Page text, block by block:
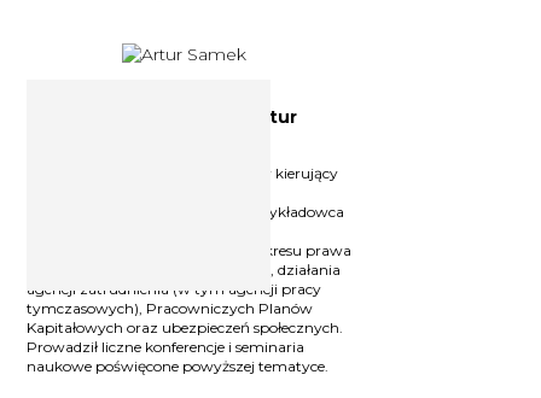
Ekspert ds. prawa pracy Artur
Radca prawny, nadinspektor pracy kierujący
Inspektoracie Pracy w Krakowie, wykładowca
Doświadczony trener szkoleń z zakresu prawa
pracy, ochrony danych osobowych, działania
agencji zatrudnienia (w tym agencji pracy
tymczasowych), Pracowniczych Planów
Kapitałowych oraz ubezpieczeń społecznych.
Prowadził liczne konferencje i seminaria
naukowe poświęcone powyższej tematyce.